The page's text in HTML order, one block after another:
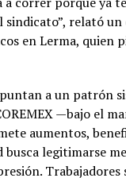
sindicato”, relató
en Lerma, quien
a un patrón
—bajo el
aumentos,
busca legitimarse
Trabajadores